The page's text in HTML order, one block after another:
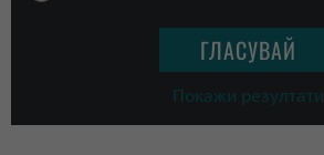
Покажи резултати